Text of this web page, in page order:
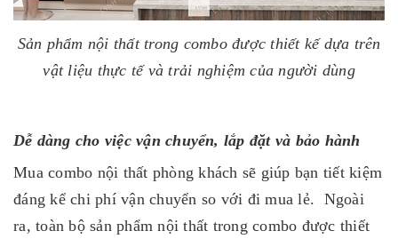
Sản phẩm nội thất trong combo được thiết kế dựa trên
vật liệu thực tế và trải nghiệm của người dùng
Dễ dàng cho việc vận chuyển, lắp đặt và bảo hành
Mua combo nội thất phòng khách sẽ giúp bạn tiết kiệm
đáng kể chi phí vận chuyển so với đi mua lẻ. Ngoài
ra, toàn bộ sản phẩm nội thất trong combo được thiết